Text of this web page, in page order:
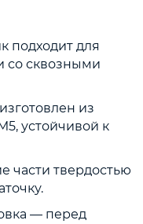
подходит для
со сквозными
из
устойчивой к
части твердостью
— перед